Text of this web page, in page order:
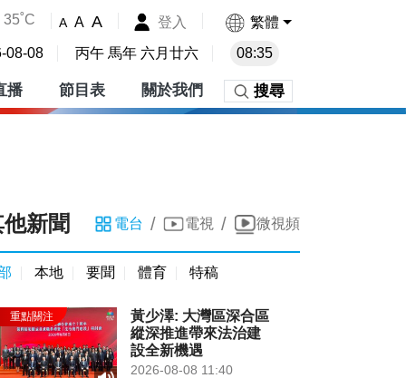
35˚C A A A 登入 繁體
08-08 丙午 馬年 六月廿六 08:35
播 節目表 關於我們 搜尋
新聞 電台 / 電視 / 微視頻
本地 要聞 體育 特稿
黃少澤: 大灣區深合區
縱深推進帶來法治建
設全新機遇
2026-08-08 11:40